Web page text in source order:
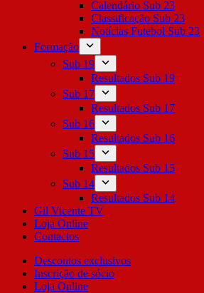
Calendário Sub 23
Classificação Sub 23
Notícias Futebol Sub 23
Formação
Sub 19
Resultados Sub 19
Sub 17
Resultados Sub 17
Sub 16
Resultados Sub 16
Sub 15
Resultados Sub 15
Sub 14
Resultados Sub 14
Gil Vicente TV
Loja Online
Contactos
Descontos exclusivos
Inscrição de sócio
Loja Online